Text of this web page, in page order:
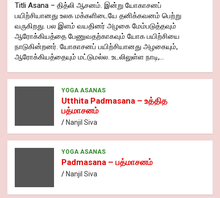
Titli Asana – தித்லி ஆசனம். இன்று யோகாசனப்
பயிற்சியானது உலக மக்களிடையே தனிக்கவனம் பெற்று
வருகிறது. பல இளம் வயதினர் அழகை மேம்படுத்தவும்
ஆரோக்கியத்தை பேணுவதற்காகவும் யோக பயிற்சியை
நாடுகின்றனர். யோகாசனப் பயிற்சியானது அழகையும்,
ஆரோக்கியத்தையும் மட்டுமல்ல. உடலிலுள்ள நாடி,…
YOGA ASANAS
Utthita Padmasana – உத்தித
பத்மாசனம்
Nanjil Siva
YOGA ASANAS
Padmasana – பத்மாசனம்
Nanjil Siva